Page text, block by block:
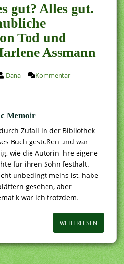
gut? Alles gut.
Tod und
Assmann
Dana
Kommentar
Memoir
Zufall in der Bibliothek
Buch gestoßen und war
wie die Autorin ihre eigene
für ihren Sohn festhält.
unbedingt meins ist, habe
gesehen, aber
war ich trotzdem.
WEITERLESEN